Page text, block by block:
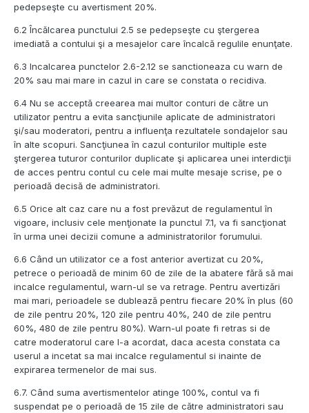
pedepseşte cu avertisment 20%.
6.2 Încălcarea punctului 2.5 se pedepseşte cu ştergerea
imediată a contului şi a mesajelor care încalcă regulile enunţate.
6.3 Incalcarea punctelor 2.6-2.12 se sanctioneaza cu warn de
20% sau mai mare in cazul in care se constata o recidiva.
6.4 Nu se acceptă creearea mai multor conturi de către un
utilizator pentru a evita sancţiunile aplicate de administratori
şi/sau moderatori, pentru a influenţa rezultatele sondajelor sau
în alte scopuri. Sancţiunea în cazul conturilor multiple este
ştergerea tuturor conturilor duplicate şi aplicarea unei interdicţii
de acces pentru contul cu cele mai multe mesaje scrise, pe o
perioadă decisă de administratori.
6.5 Orice alt caz care nu a fost prevăzut de regulamentul în
vigoare, inclusiv cele menţionate la punctul 7.1, va fi sancţionat
în urma unei decizii comune a administratorilor forumului.
6.6 Când un utilizator ce a fost anterior avertizat cu 20%,
petrece o perioadă de minim 60 de zile de la abatere fără să mai
incalce regulamentul, warn-ul se va retrage. Pentru avertizări
mai mari, perioadele se dublează pentru fiecare 20% în plus (60
de zile pentru 20%, 120 zile pentru 40%, 240 de zile pentru
60%, 480 de zile pentru 80%). Warn-ul poate fi retras si de
catre moderatorul care l-a acordat, daca acesta constata ca
userul a incetat sa mai incalce regulamentul si inainte de
expirarea termenelor de mai sus.
6.7. Când suma avertismentelor atinge 100%, contul va fi
suspendat pe o perioadă de 15 zile de către administratori sau